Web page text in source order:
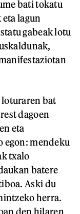
bati tokatu
lagun
gabeak lotu
bat
dagoen
eta
egon: mendeku
txalo
batere
Aski du
herra.
den hilaren